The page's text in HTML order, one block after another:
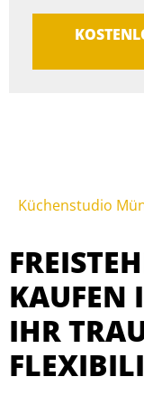
Küchenstudio
KAUFEN
IHR